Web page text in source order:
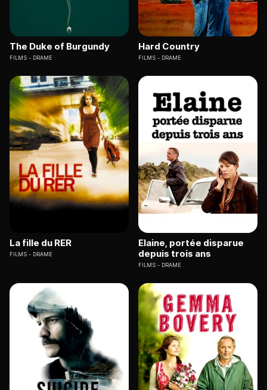
The Duke of Burgundy
FILMS DRAME
Hard Country
FILMS DRAME
La fille du RER
FILMS DRAME
Elaine, portée disparue
depuis trois ans
FILMS DRAME